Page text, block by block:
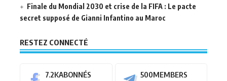
Finale du Mondial 2030 et crise de la FIFA : Le pacte
secret supposé de Gianni Infantino au Maroc
RESTEZ CONNECTÉ
7.2KABONNÉS 500MEMBERS